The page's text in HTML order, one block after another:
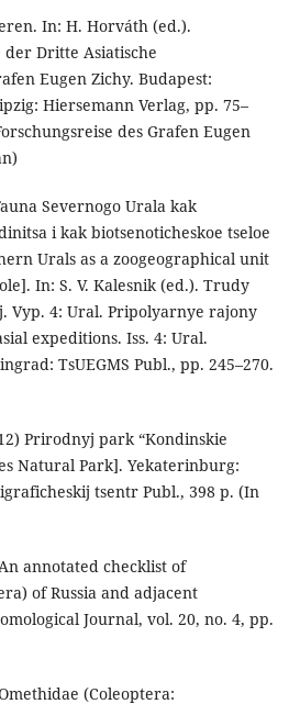
In: H. Horváth (ed.).
der Dritte Asiatische
Eugen Zichy. Budapest:
Hiersemann Verlag, pp. 75–
des Grafen Eugen
Severnogo Urala kak
i kak biotsenoticheskoe tseloe
Urals as a zoogeographical unit
In: S. V. Kalesnik (ed.). Trudy
Vyp. 4: Ural. Pripolyarnye rajony
expeditions. Iss. 4: Ural.
TsUEGMS Publ., pp. 245–270.
Prirodnyj park “Kondinskie
Natural Park]. Yekaterinburg:
tsentr Publ., 398 p. (In
annotated checklist of
of Russia and adjacent
Journal, vol. 20, no. 4, pp.
(Coleoptera: